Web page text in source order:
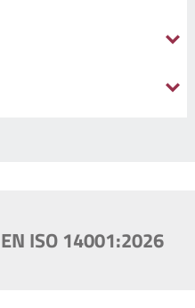
ISO 14001:2026